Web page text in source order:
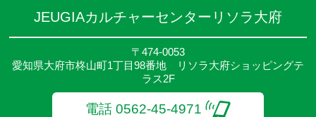
期することがあります。
●その他、詳しい内容については、ご入会時にご説明をさせていた
だきます。
JEUGIAカルチャーセンターリソラ大府
〒474-0053
愛知県大府市柊山町1丁目98番地 リソラ大府ショッピングテ
ラス2F
電話 0562-45-4971